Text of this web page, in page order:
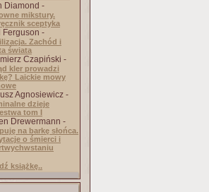
Diamond -
mikstury.
sceptyka
Ferguson -
Zachód i
świata
Czapiński -
kler prowadzi
Laickie mowy
Agnosiewicz -
dzieje
tom I
Drewermann -
na barkę słońca.
o śmierci i
książkę..